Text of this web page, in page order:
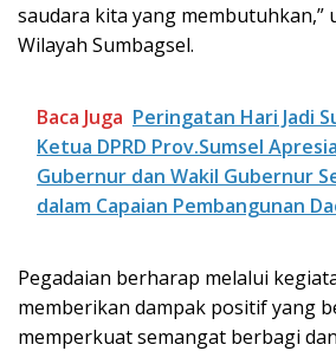
saudara kita yang membutuhkan,”
Wilayah Sumbagsel.
Baca Juga Peringatan Hari Jadi
Ketua DPRD Prov.Sumsel
Gubernur dan Wakil Gubernur
dalam Capaian Pembangunan
Pegadaian berharap melalui
memberikan dampak positif yang
memperkuat semangat berbagi